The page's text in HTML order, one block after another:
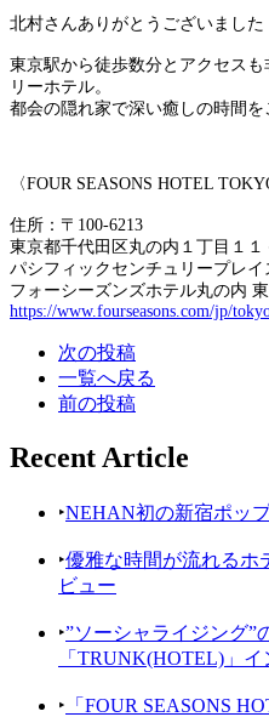
北村さんありがとうございました
東京駅から徒歩数分とアクセス
リーホテル。
都会の隠れ家で深い癒しの時間を
〈FOUR SEASONS HOTEL
住所：〒100-6213
東京都千代田区丸の内１丁目１
パシフィックセンチュリープレイ
フォーシーズンズホテル丸の内
https://www.fourseasons.com/jp/
次の投稿
一覧へ戻る
前の投稿
Recent Article
‣NEHAN初の新宿ポッ
‣優雅な時間が流れるホ
ビュー
‣”ソーシャライジング”
「TRUNK(HOTEL)」
‣ 「FOUR SEASONS